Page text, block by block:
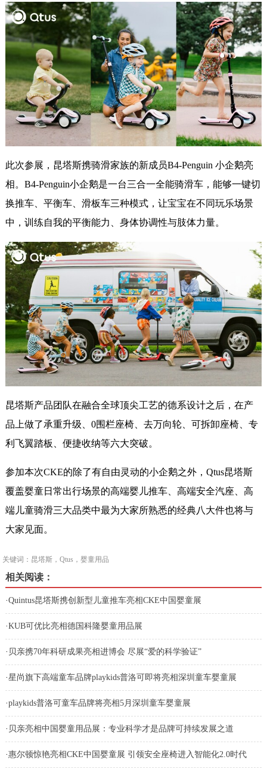
此次参展，昆塔斯携骑滑家族的新成员B4-Penguin 小企鹅亮
相。B4-Penguin小企鹅是一台三合一全能骑滑车，能够一键切
换推车、平衡车、滑板车三种模式，让宝宝在不同玩乐场景
中，训练自我的平衡能力、身体协调性与肢体力量。
昆塔斯产品团队在融合全球顶尖工艺的德系设计之后，在产
品上做了承重升级、0围栏座椅、去万向轮、可拆卸座椅、专
利飞翼踏板、便捷收纳等六大突破。
参加本次CKE的除了有自由灵动的小企鹅之外，Qtus昆塔斯
覆盖婴童日常出行场景的高端婴儿推车、高端安全汽座、高
端儿童骑滑三大品类中最为大家所熟悉的经典八大件也将与
大家见面。
关键词：昆塔斯，Qtus，婴童用品
相关阅读：
·Quintus昆塔斯携创新型儿童推车亮相CKE中国婴童展
·KUB可优比亮相德国科隆婴童用品展
· 贝亲携70年科研成果亮相进博会 尽展“爱的科学验证”
·星尚旗下高端童车品牌playkids普洛可即将亮相深圳童车婴童展
·playkids普洛可童车品牌将亮相5月深圳童车婴童展
· 贝亲亮相中国婴童用品展：专业科学才是品牌可持续发展之道
·惠尔顿惊艳亮相CKE中国婴童展 引领安全座椅进入智能化2.0时代